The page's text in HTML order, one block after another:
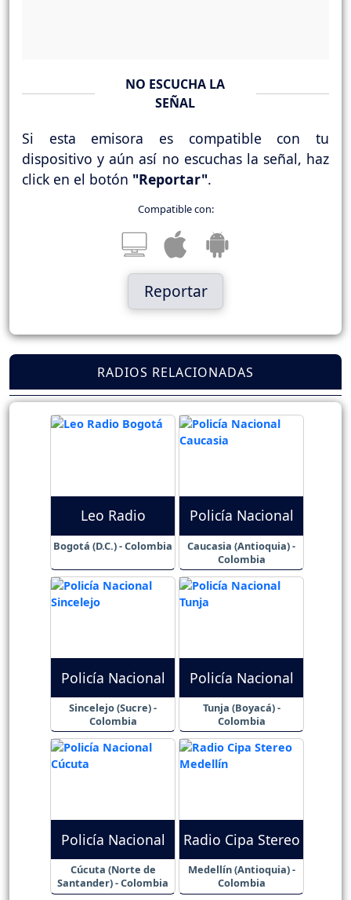
NO ESCUCHA LA
SEÑAL
Si esta emisora es compatible con tu
dispositivo y aún así no escuchas la señal, haz
click en el botón "Reportar".
Compatible con:
Reportar
RADIOS RELACIONADAS
Leo Radio
Bogotá (D.C.) - Colombia
Policía Nacional
Caucasia (Antioquia) -
Colombia
Policía Nacional
Sincelejo (Sucre) -
Colombia
Policía Nacional
Tunja (Boyacá) -
Colombia
Policía Nacional
Cúcuta (Norte de
Santander) - Colombia
Radio Cipa Stereo
Medellín (Antioquia) -
Colombia